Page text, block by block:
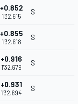
+0.852
1'32.615
S
+0.855
1'32.618
S
+0.916
1'32.679
S
+0.931
1'32.694
S